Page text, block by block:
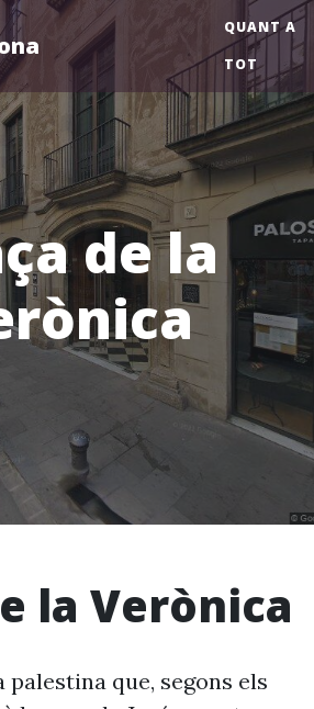
QUANT A
TOT
de la
la Verònica
palestina que, segons els